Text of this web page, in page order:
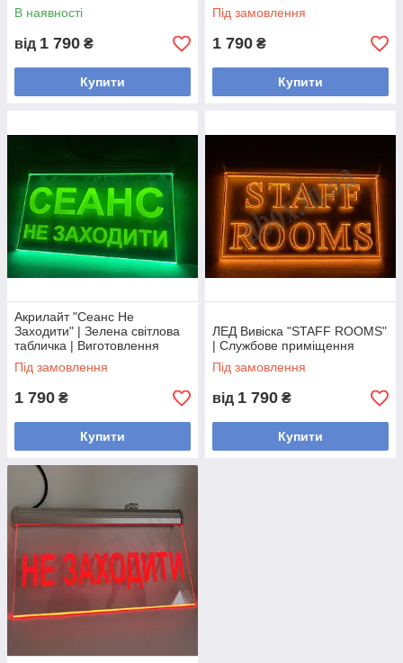
В наявності
від 1 790 ₴
Купити
Під замовлення
1 790 ₴
Купити
Акрилайт "Сеанс Не
Заходити" | Зелена світлова
табличка | Виготовлення
Під замовлення
1 790 ₴
Купити
ЛЕД Вивіска "STAFF ROOMS"
| Службове приміщення
Під замовлення
від 1 790 ₴
Купити